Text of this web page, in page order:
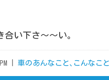
い下さ～～い。
| 車のあんなこと､こんなこ